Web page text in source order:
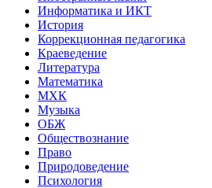
Информатика и ИКТ
История
Коррекционная педагогика
Краеведение
Литература
Математика
МХК
Музыка
ОБЖ
Обществознание
Право
Природоведение
Психология